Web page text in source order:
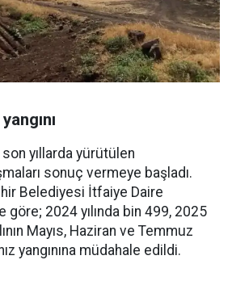
yıllarda yürütülen
sonuç vermeye başladı.
Belediyesi İtfaiye Daire
göre; 2024 yılında bin 499, 2025
Mayıs, Haziran ve Temmuz
yangınına müdahale edildi.